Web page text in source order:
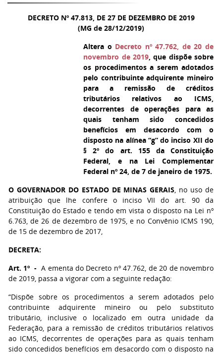
DECRETO Nº 47.813, DE 27 DE DEZEMBRO DE 2019
(MG de 28/12/2019)
Altera o Decreto nº 47.762, de 20 de
novembro de 2019, que dispõe sobre
os procedimentos a serem adotados
pelo contribuinte adquirente mineiro
para a remissão de créditos
tributários relativos ao ICMS,
decorrentes de operações para as
quais tenham sido concedidos
benefícios em desacordo com o
disposto na alínea “g” do inciso XII do
§ 2º do art. 155 da Constituição
Federal, e na Lei Complementar
Federal nº 24, de 7 de janeiro de 1975.
O GOVERNADOR DO ESTADO DE MINAS GERAIS, no uso de
atribuição que lhe confere o inciso VII do art. 90 da
Constituição do Estado e tendo em vista o disposto na Lei nº
6.763, de 26 de dezembro de 1975, e no Convênio ICMS 190,
de 15 de dezembro de 2017,
DECRETA:
Art. 1º -A ementa do Decreto nº 47.762, de 20 de novembro
de 2019, passa a vigorar com a seguinte redação:
“Dispõe sobre os procedimentos a serem adotados pelo
contribuinte adquirente mineiro ou pelo substituto
tributário, inclusive o localizado em outra unidade da
Federação, para a remissão de créditos tributários relativos
ao ICMS, decorrentes de operações para as quais tenham
sido concedidos benefícios em desacordo com o disposto na